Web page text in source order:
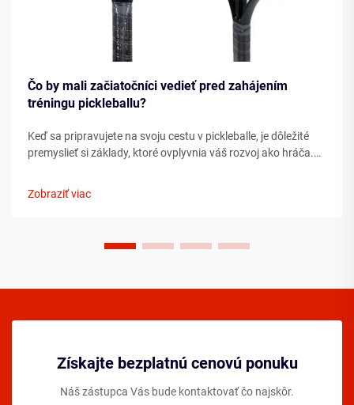
Čo by mali začiatočníci vedieť pred zahájením
tréningu pickleballu?
Keď sa pripravujete na svoju cestu v pickleballe, je dôležité
premyslieť si základy, ktoré ovplyvnia váš rozvoj ako hráča.
Zobraziť viac
Získajte bezplatnú cenovú ponuku
Náš zástupca Vás bude kontaktovať čo najskôr.